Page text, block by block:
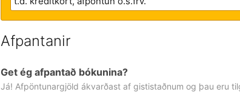
Afpantanir
Get ég afpantað bókunina?
Já! Afpöntunargjöld ákvarðast af gististaðnum og þau eru